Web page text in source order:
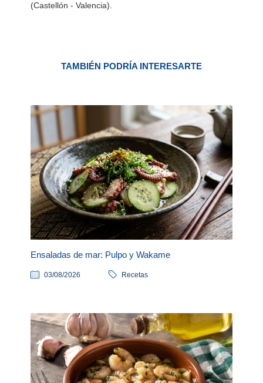
(Castellón - Valencia).
TAMBIÉN PODRÍA INTERESARTE
Ensaladas de mar: Pulpo y Wakame
03/08/2026 Recetas